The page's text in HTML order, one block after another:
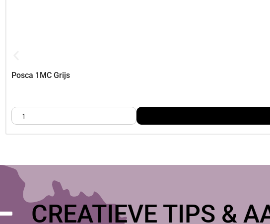
Voor langdurige resultaten kan een beschermende vernis of fixatie
Pébéo DecoMarker – 0,7 Tip Orange
Posca 1MC Grijs
CREATIEVE TIPS &